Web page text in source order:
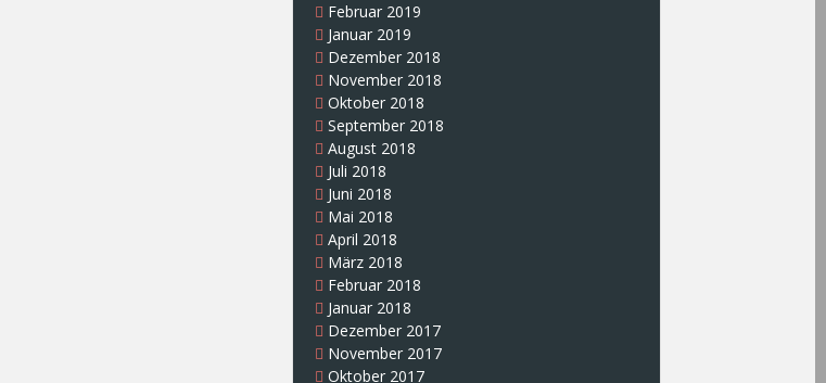
Februar 2019
Januar 2019
Dezember 2018
November 2018
Oktober 2018
September 2018
August 2018
Juli 2018
Juni 2018
Mai 2018
April 2018
März 2018
Februar 2018
Januar 2018
Dezember 2017
November 2017
Oktober 2017